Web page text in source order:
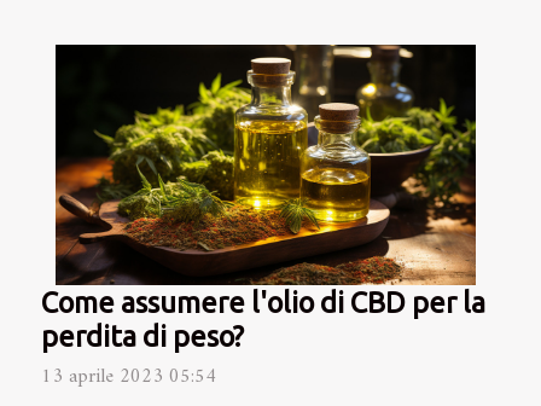
Come assumere l'olio di CBD per la
perdita di peso?
13 aprile 2023 05:54